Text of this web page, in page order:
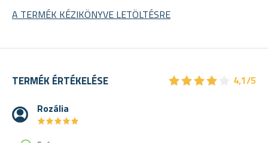
A TERMÉK KÉZIKÖNYVE LETÖLTÉSRE
TERMÉK ÉRTÉKELÉSE ★★★★
★★★★
4,1/5
Rozália
★★★★★
★★★★★